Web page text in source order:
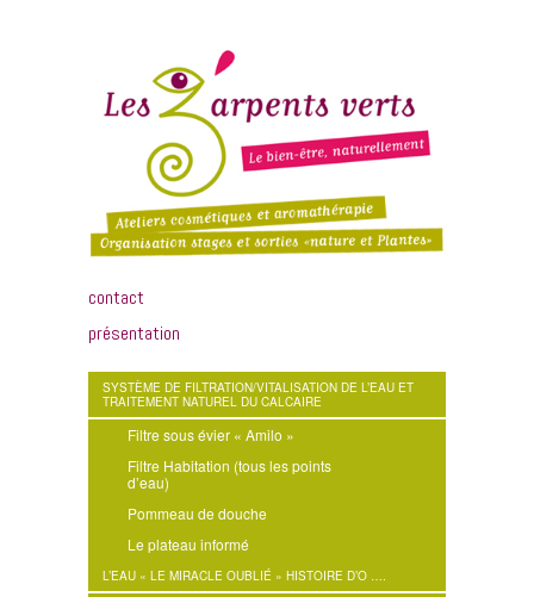
contact
présentation
SYSTÈME DE FILTRATION/VITALISATION DE L’EAU ET
TRAITEMENT NATUREL DU CALCAIRE
Filtre sous évier « Amilo »
Filtre Habitation (tous les points
d’eau)
Pommeau de douche
Le plateau informé
L’EAU « LE MIRACLE OUBLIÉ » HISTOIRE D’O ….